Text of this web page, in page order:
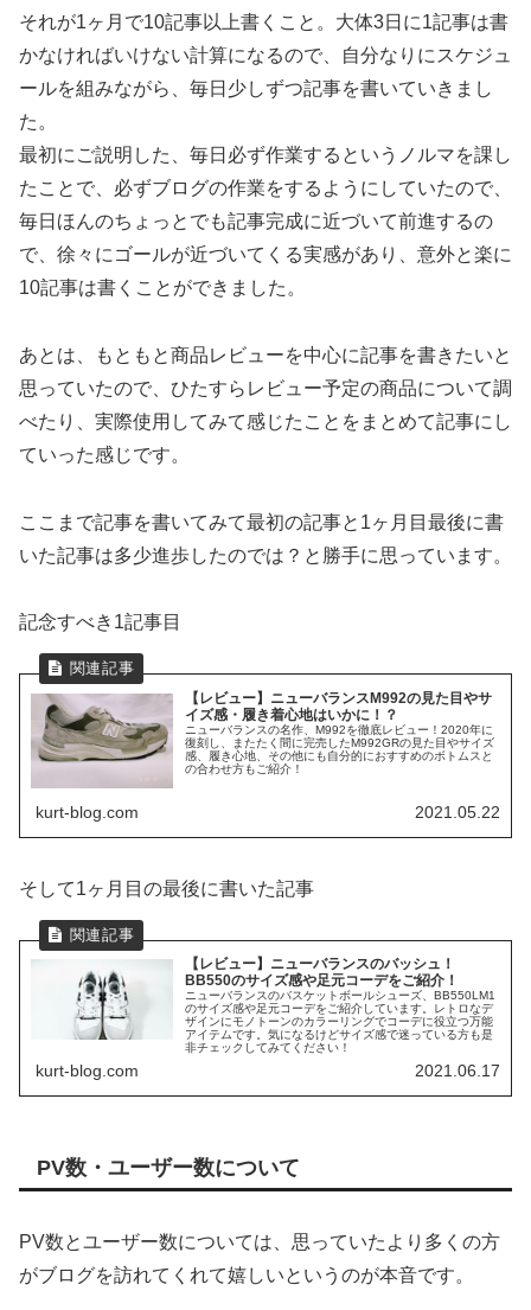
それが1ヶ月で10記事以上書くこと。大体3日に1記事は書
かなければいけない計算になるので、自分なりにスケジュ
ールを組みながら、毎日少しずつ記事を書いていきまし
た。
最初にご説明した、毎日必ず作業するというノルマを課し
たことで、必ずブログの作業をするようにしていたので、
毎日ほんのちょっとでも記事完成に近づいて前進するの
で、徐々にゴールが近づいてくる実感があり、意外と楽に
10記事は書くことができました。
あとは、もともと商品レビューを中心に記事を書きたいと
思っていたので、ひたすらレビュー予定の商品について調
べたり、実際使用してみて感じたことをまとめて記事にし
ていった感じです。
ここまで記事を書いてみて最初の記事と1ヶ月目最後に書
いた記事は多少進歩したのでは？と勝手に思っています。
記念すべき1記事目
【レビュー】ニューバランスM992の見た目やサ
イズ感・履き着心地はいかに！？
ニューバランスの名作、M992を徹底レビュー！2020年に
復刻し、またたく間に完売したM992GRの見た目やサイズ
感、履き心地、その他にも自分的におすすめのボトムスと
の合わせ方もご紹介！
kurt-blog.com 2021.05.22
そして1ヶ月目の最後に書いた記事
【レビュー】ニューバランスのバッシュ！
BB550のサイズ感や足元コーデをご紹介！
ニューバランスのバスケットボールシューズ、BB550LM1
のサイズ感や足元コーデをご紹介しています。レトロなデ
ザインにモノトーンのカラーリングでコーデに役立つ万能
アイテムです。気になるけどサイズ感で迷っている方も是
非チェックしてみてください！
kurt-blog.com 2021.06.17
PV数・ユーザー数について
PV数とユーザー数については、思っていたより多くの方
がブログを訪れてくれて嬉しいというのが本音です。